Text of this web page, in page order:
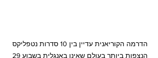
הדרמה הקוריאנית עדיין בין 10 סדרות נטפליקס